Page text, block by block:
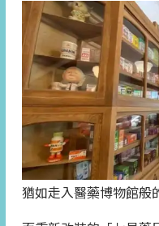
猶如走入醫藥博物館般